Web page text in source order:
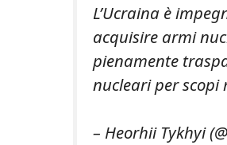
L’Ucraina è
acquisire armi
pienamente
nucleari per scopi
– Heorhii Tykhyi